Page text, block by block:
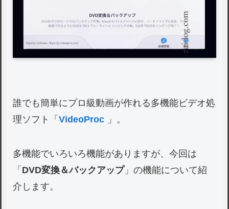
誰でも簡単にプロ級動画が作れる多機能ビデオ処
理ソフト「VideoProc 」。
多機能でいろいろ機能がありますが、今回は
「 DVD変換＆バックアップ」の機能について紹
介します。